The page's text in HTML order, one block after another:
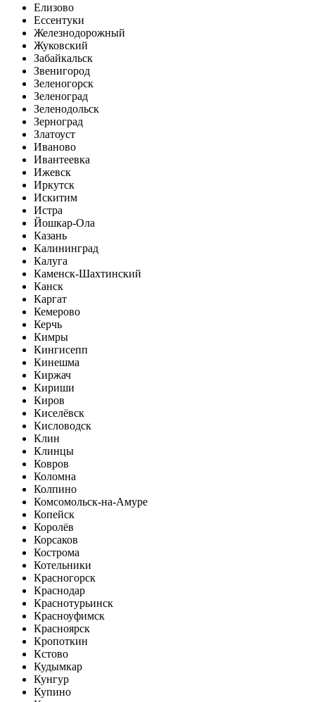
Елизово
Ессентуки
Железнодорожный
Жуковский
Забайкальск
Звенигород
Зеленогорск
Зеленоград
Зеленодольск
Зерноград
Златоуст
Иваново
Ивантеевка
Ижевск
Иркутск
Искитим
Истра
Йошкар-Ола
Казань
Калининград
Калуга
Каменск-Шахтинский
Канск
Каргат
Кемерово
Керчь
Кимры
Кингисепп
Кинешма
Киржач
Кириши
Киров
Киселёвск
Кисловодск
Клин
Клинцы
Ковров
Коломна
Колпино
Комсомольск-на-Амуре
Копейск
Королёв
Корсаков
Кострома
Котельники
Красногорск
Краснодар
Краснотурьинск
Красноуфимск
Красноярск
Кропоткин
Кстово
Кудымкар
Кунгур
Купино